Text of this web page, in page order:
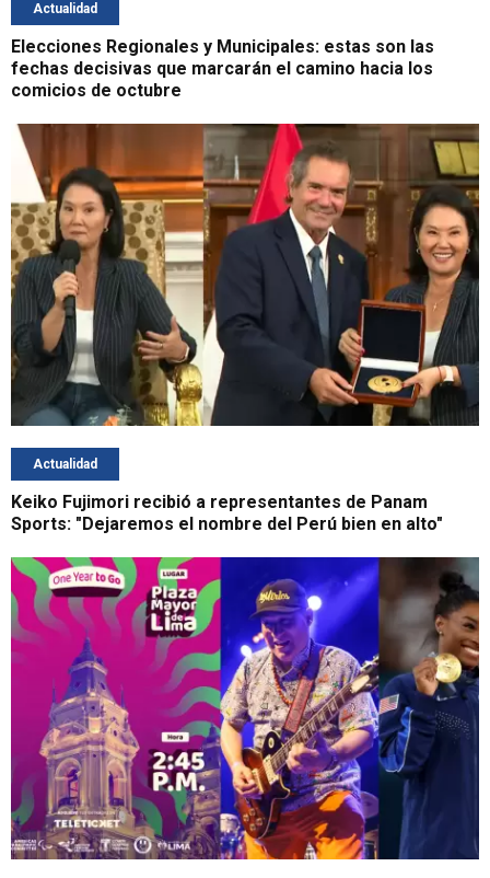
Actualidad
Elecciones Regionales y Municipales: estas son las
fechas decisivas que marcarán el camino hacia los
comicios de octubre
Actualidad
Keiko Fujimori recibió a representantes de Panam
Sports: "Dejaremos el nombre del Perú bien en alto"